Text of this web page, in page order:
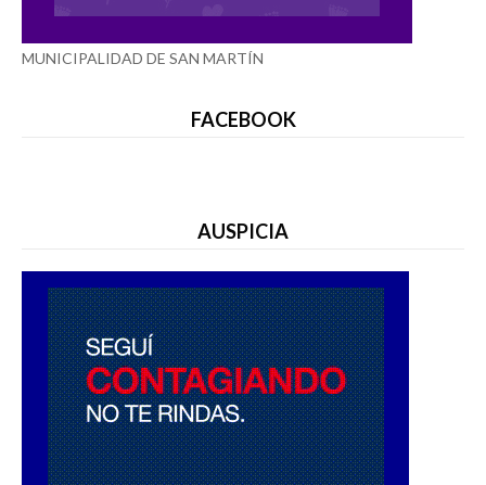
MUNICIPALIDAD DE SAN MARTÍN
FACEBOOK
AUSPICIA